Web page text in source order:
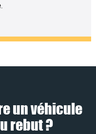
un véhicule
rebut ?